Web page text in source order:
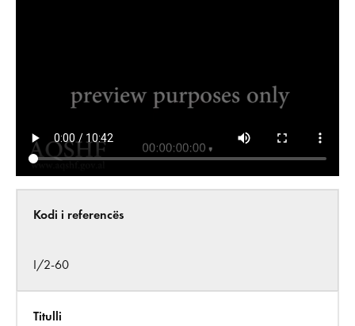
Kodi i referencës
I/2-60
Titulli